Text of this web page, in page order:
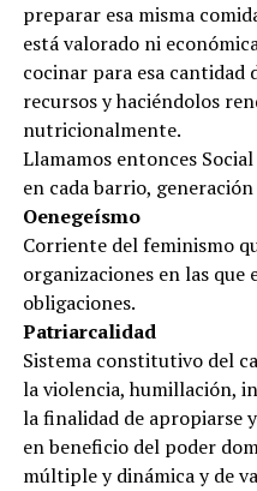
preparar esa misma
está valorado ni
cocinar para esa cantidad
recursos y haciéndolos
nutricionalmente.
Llamamos entonces
en cada barrio,
Oenegeísmo
Corriente del feminismo
organizaciones en las que
obligaciones.
Patriarcalidad
Sistema constitutivo del
la violencia, humillación,
la finalidad de apropiarse
en beneficio del poder
múltiple y dinámica y de